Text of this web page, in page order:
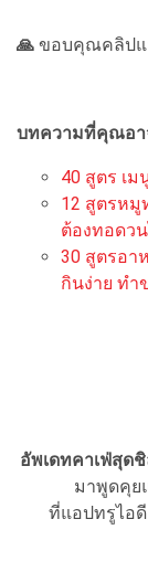
🙏 ขอบคุณคลิปแ
บทความที่คุณอา
40 สูตร เ
12 สูตรหมู
ต้องทอดว
30 สูตรอา
กินง่าย ทำ
อัพเดทคาเฟ่สุด
มาพูดคุย
ที่แอปทรูไอดี